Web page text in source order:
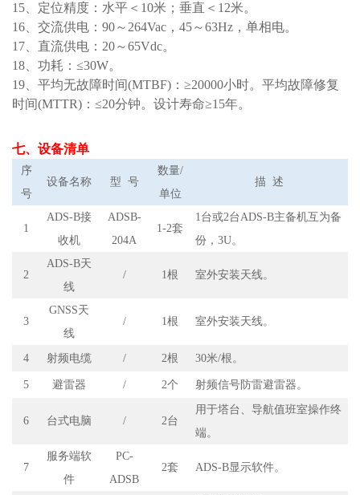
15、 定位精度：水平 ＜ 10米； 垂直 ＜ 12米。
16 交流供电： 90～ 264Vac， 45～63Hz，单相电。
17、直流供电： 20～65Vdc。
18、 功耗： ≤30W。
19、平均无故障时间(MTBF) ： ≥20000小时。平均故障修复
时间(MTTR) ： ≤20分钟。 设计寿命≥15年。
七、设备清单
序
号
设备名称 型 号
数量/
单位
描 述
1
ADS-B接
收机
ADSB-
204A
1-2套
1台或2台ADS-B主备机互为备
份 ， 3U。
2
ADS-B天
线
/ 1根 室外安装天线。
3
GNSS天
线
/ 1根 室外安装天线。
4 射频电缆 / 2根 30米/根。
5 避雷器 / 2个 射频信号防雷避雷器。
6 台式电脑 / 2台
用于塔台、导航值班室操作终
端。
7
服务端软
件
PC-
ADSB
2套 ADS-B显示软件。